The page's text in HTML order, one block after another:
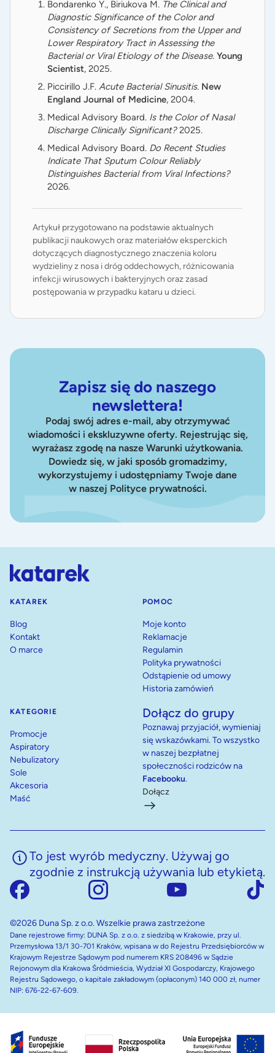
Bondarenko Y., Biriukova M. The Clinical and
Diagnostic Significance of the Color and
Consistency of Secretions from the Upper and
Lower Respiratory Tract in Assessing the
Bacterial or Viral Etiology of the Disease. Young
Scientist, 2025.
Piccirillo J.F. Acute Bacterial Sinusitis. New
England Journal of Medicine, 2004.
Medical Advisory Board. Is the Color of Nasal
Discharge Clinically Significant?2025.
Medical Advisory Board. Do Recent Studies
Indicate That Sputum Colour Reliably
Distinguishes Bacterial from Viral Infections?
2026.
Artykuł przygotowano na podstawie aktualnych
publikacji naukowych oraz materiałów eksperckich
dotyczących diagnostycznego znaczenia koloru
wydzieliny z nosa i dróg oddechowych, różnicowania
infekcji wirusowych i bakteryjnych oraz zasad
postępowania w przypadku kataru u dzieci.
Zapisz się do naszego
newslettera!
Podaj swój adres e-mail, aby otrzymywać
wiadomości i ekskluzywne oferty. Rejestrując się,
wyrażasz zgodę na nasze Warunki użytkowania.
Dowiedz się, w jaki sposób gromadzimy,
wykorzystujemy i udostępniamy Twoje dane
w naszej Polityce prywatności.
KATAREK
Blog
Kontakt
O marce
POMOC
Moje konto
Reklamacje
Regulamin
Polityka prywatności
Odstąpienie od umowy
Historia zamówień
KATEGORIE
Promocje
Aspiratory
Nebulizatory
Sole
Akcesoria
Maść
Dołącz do grupy
Poznawaj przyjaciół, wymieniaj
się wskazówkami. To wszystko
w naszej bezpłatnej
społeczności rodziców na
Facebooku.
Dołącz
To jest wyrób medyczny. Używaj go
zgodnie z instrukcją używania lub etykietą.
©2026 Duna Sp. z o.o. Wszelkie prawa zastrzeżone
Dane rejestrowe firmy: DUNA Sp. z o.o. z siedzibą w Krakowie, przy ul.
Przemysłowa 13/1 30-701 Kraków, wpisana w do Rejestru Przedsiębiorców w
Krajowym Rejestrze Sądowym pod numerem KRS 208496 w Sądzie
Rejonowym dla Krakowa Śródmieścia, Wydział XI Gospodarczy, Krajowego
Rejestru Sądowego, o kapitale zakładowym (opłaconym) 140 000 zł, numer
NIP: 676-22-67-609.